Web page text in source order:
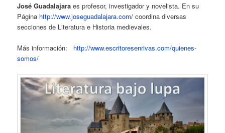
José Guadalajaraes profesor, investigador y novelista. En su
Página http://www.joseguadalajara.com/ coordina diversas
secciones de Literatura e Historia medievales.
Más información: http://www.escritoresenrivas.com/quienes-
somos/